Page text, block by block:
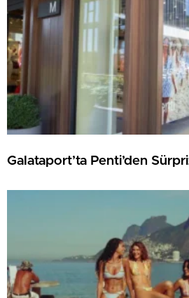
Galataport’ta Penti’den